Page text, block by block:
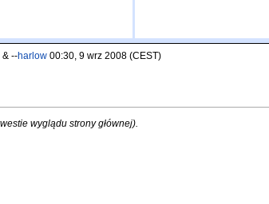
& --harlow 00:30, 9 wrz 2008 (CEST)
wyglądu strony głównej).